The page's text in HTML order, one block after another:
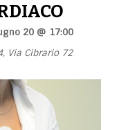
20 @ 17:00
Via Cibrario 72